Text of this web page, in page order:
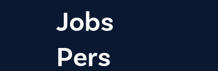
Jobs
Pers